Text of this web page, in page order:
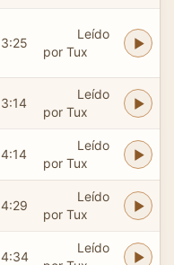
Leído
por Tux
Leído
por Tux
Leído
por Tux
Leído
por Tux
Leído